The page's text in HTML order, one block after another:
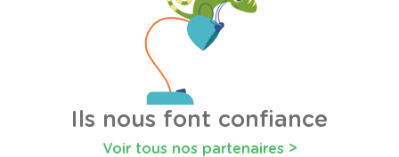
Ils nous font confiance
Voir tous nos partenaires >